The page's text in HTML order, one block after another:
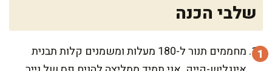
שלבי הכנה
מחממים תנור ל-180 מעלות ומשמנים קלות תבנית